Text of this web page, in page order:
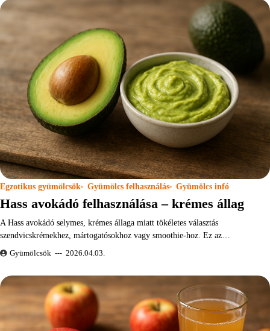
Egzotikus gyümölcsök Gyümölcs felhasználás Gyümölcs infó
Hass avokádó felhasználása – krémes állag
A Hass avokádó selymes, krémes állaga miatt tökéletes választás
szendvicskrémekhez, mártogatósokhoz vagy smoothie-hoz. Ez az…
Gyümölcsök 2026.04.03.